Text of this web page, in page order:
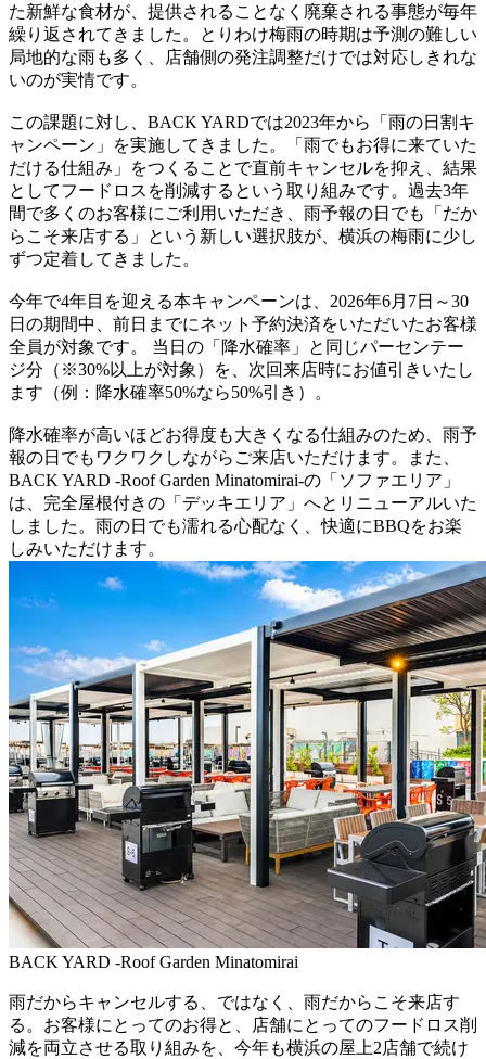
た新鮮な食材が、提供されることなく廃棄される事態が毎年
繰り返されてきました。とりわけ梅雨の時期は予測の難しい
局地的な雨も多く、店舗側の発注調整だけでは対応しきれな
いのが実情です。
この課題に対し、BACK YARDでは2023年から「雨の日割キ
ャンペーン」を実施してきました。「雨でもお得に来ていた
だける仕組み」をつくることで直前キャンセルを抑え、結果
としてフードロスを削減するという取り組みです。過去3年
間で多くのお客様にご利用いただき、雨予報の日でも「だか
らこそ来店する」という新しい選択肢が、横浜の梅雨に少し
ずつ定着してきました。
今年で4年目を迎える本キャンペーンは、2026年6月7日～30
日の期間中、前日までにネット予約決済をいただいたお客様
全員が対象です。 当日の「降水確率」と同じパーセンテー
ジ分（※30%以上が対象）を、次回来店時にお値引きいたし
ます（例：降水確率50%なら50%引き）。
降水確率が高いほどお得度も大きくなる仕組みのため、雨予
報の日でもワクワクしながらご来店いただけます。また、
BACK YARD -Roof Garden Minatomirai-の「ソファエリア」
は、完全屋根付きの「デッキエリア」へとリニューアルいた
しました。雨の日でも濡れる心配なく、快適にBBQをお楽
しみいただけます。
BACK YARD -Roof Garden Minatomirai
雨だからキャンセルする、ではなく、雨だからこそ来店す
る。お客様にとってのお得と、店舗にとってのフードロス削
減を両立させる取り組みを、今年も横浜の屋上2店舗で続け